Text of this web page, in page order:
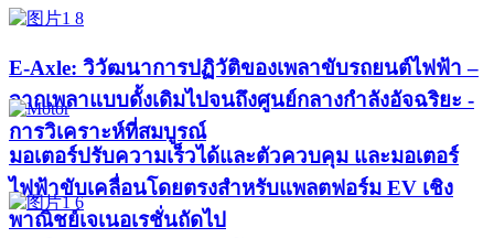
E-Axle: วิวัฒนาการปฏิวัติของเพลาขับรถยนต์ไฟฟ้า –
จากเพลาแบบดั้งเดิมไปจนถึงศูนย์กลางกำลังอัจฉริยะ -
การวิเคราะห์ที่สมบูรณ์
มอเตอร์ปรับความเร็วได้และตัวควบคุม และมอเตอร์
ไฟฟ้าขับเคลื่อนโดยตรงสำหรับแพลตฟอร์ม EV เชิง
พาณิชย์เจเนอเรชั่นถัดไป